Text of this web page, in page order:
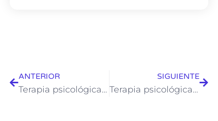
ANTERIOR
Terapia psicológica en línea en Chile para adolescentes
SIGUIENTE
Terapia psicológica en línea para adultos